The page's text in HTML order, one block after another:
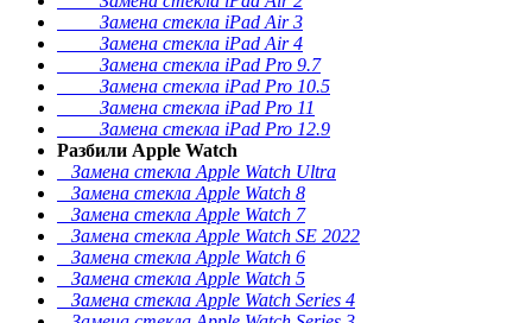
Замена стекла iPad Air 3
Замена стекла iPad Air 4
Замена стекла iPad Pro 9.7
Замена стекла iPad Pro 10.5
Замена стекла iPad Pro 11
Замена стекла iPad Pro 12.9
Разбили Apple Watch
Замена стекла Apple Watch Ultra
Замена стекла Apple Watch 8
Замена стекла Apple Watch 7
Замена стекла Apple Watch SE 2022
Замена стекла Apple Watch 6
Замена стекла Apple Watch 5
Замена стекла Apple Watch Series 4